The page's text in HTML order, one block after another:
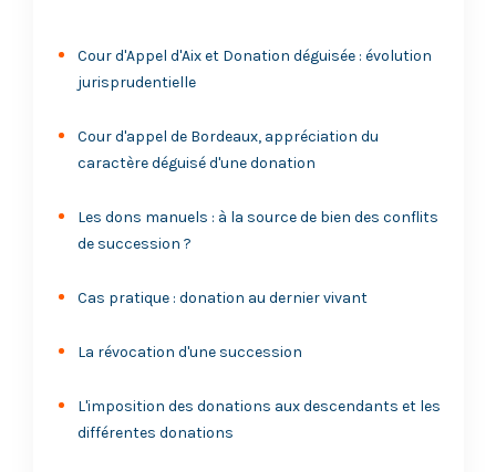
Cour d'Appel d'Aix et Donation déguisée : évolution
jurisprudentielle
Cour d'appel de Bordeaux, appréciation du
caractère déguisé d'une donation
Les dons manuels : à la source de bien des conflits
de succession ?
Cas pratique : donation au dernier vivant
La révocation d'une succession
L'imposition des donations aux descendants et les
différentes donations